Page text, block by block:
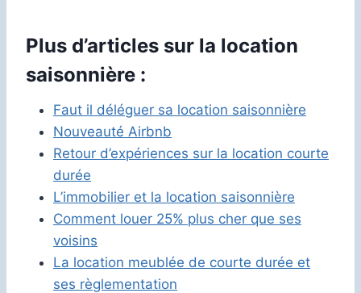
Plus d’articles sur la location
saisonnière :
Faut il déléguer sa location saisonnière
Nouveauté Airbnb
Retour d’expériences sur la location courte
durée
L’immobilier et la location saisonnière
Comment louer 25% plus cher que ses
voisins
La location meublée de courte durée et
ses règlementation